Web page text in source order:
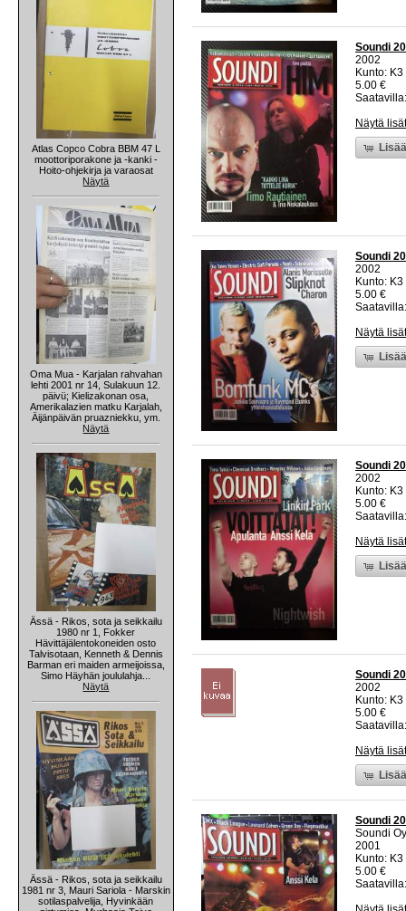
Atlas Copco Cobra BBM 47 L
moottoriporakone ja -kanki -
Hoito-ohjekirja ja varaosat
Näytä
Oma Mua - Karjalan rahvahan
lehti 2001 nr 14, Sulakuun 12.
päivü; Kielizakonan osa,
Amerikalazien matku Karjalah,
Äijänpäivän pruazniekku, ym.
Näytä
Ässä - Rikos, sota ja seikkailu
1980 nr 1, Fokker
Hävittäjälentokoneiden osto
Talvisotaan, Kenneth & Dennis
Barman eri maiden armeijoissa,
Simo Häyhän joululahja...
Näytä
Ässä - Rikos, sota ja seikkailu
1981 nr 3, Mauri Sariola - Marskin
sotilaspalvelija, Hyvinkään
Soundi
2002
Kunto:
5.00 €
Näytä
Soundi
2002
Kunto:
5.00 €
Näytä
Soundi
2002
Kunto:
5.00 €
Näytä
Soundi
2002
Kunto:
5.00 €
Näytä
Soundi
Soundi Oy
2001
Kunto:
5.00 €